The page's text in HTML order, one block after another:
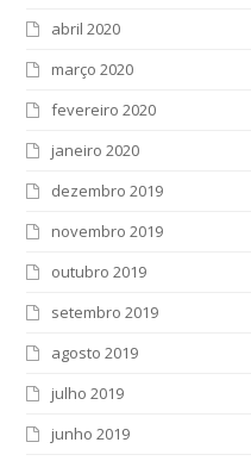
abril 2020
março 2020
fevereiro 2020
janeiro 2020
dezembro 2019
novembro 2019
outubro 2019
setembro 2019
agosto 2019
julho 2019
junho 2019